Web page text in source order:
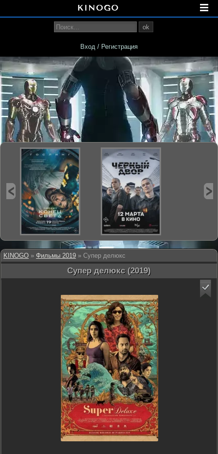
KINOGO » Фильмы 2019 » Супер делюкс
Супер делюкс (2019)
ok
Вход / Регистрация